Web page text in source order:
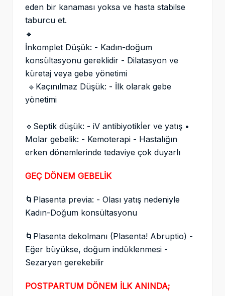
eden bir kanaması yoksa ve hasta stabilse
taburcu et.
🔹
İnkomplet Düşük: - Kadın-doğum
konsültasyonu gereklidir - Dilatasyon ve
küretaj veya gebe yönetimi
🔹Kaçınılmaz Düşük: - İlk olarak gebe
yönetimi
🔹Septik düşük: - iV antibiyotikİer ve yatış •
Molar gebelik: - Kemoterapi - Hastalığın
erken dönemlerinde tedaviye çok duyarlı
GEÇ DÖNEM GEBELİK
🌀Plasenta previa: - Olası yatış nedeniyle
Kadın-Doğum konsültasyonu
🌀Plasenta dekolmanı (Plasenta! Abruptio) -
Eğer büyükse, doğum indüklenmesi -
Sezaryen gerekebilir
POSTPARTUM DÖNEM İLK ANINDA;